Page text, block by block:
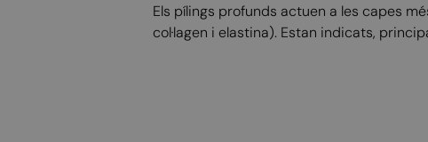
Els pílings profunds actuen a les capes
col·lagen i elastina). Estan indicats,